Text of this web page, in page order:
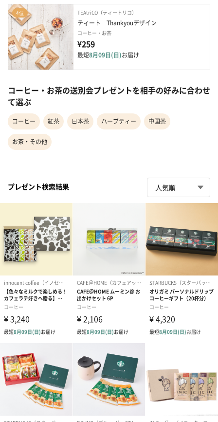
4位 TEAtriCO（ティートリコ）
ティート　Thankyouデザイン
コーヒー・お茶
¥259
最短8月09日(日)お届け
コーヒー・お茶の送別会プレゼントを相手の好みに合わせ
て選ぶ
コーヒー 紅茶 日本茶 ハーブティー 中国茶
お茶・その他
プレゼント検索結果